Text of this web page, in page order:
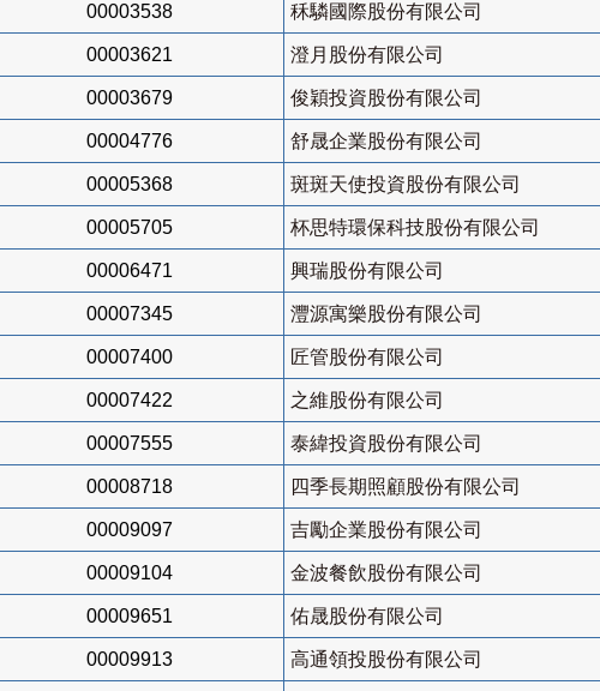
00003538 秝驎國際股份有限公司
00003621 澄月股份有限公司
00003679 俊穎投資股份有限公司
00004776 舒晟企業股份有限公司
00005368 斑斑天使投資股份有限公司
00005705 杯思特環保科技股份有限公司
00006471 興瑞股份有限公司
00007345 灃源寓樂股份有限公司
00007400 匠管股份有限公司
00007422 之維股份有限公司
00007555 泰緯投資股份有限公司
00008718 四季長期照顧股份有限公司
00009097 吉勵企業股份有限公司
00009104 金波餐飲股份有限公司
00009651 佑晟股份有限公司
00009913 高通領投股份有限公司